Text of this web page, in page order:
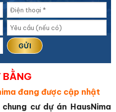
BẰNG
đang được cập nhật
cư dự án HausNima